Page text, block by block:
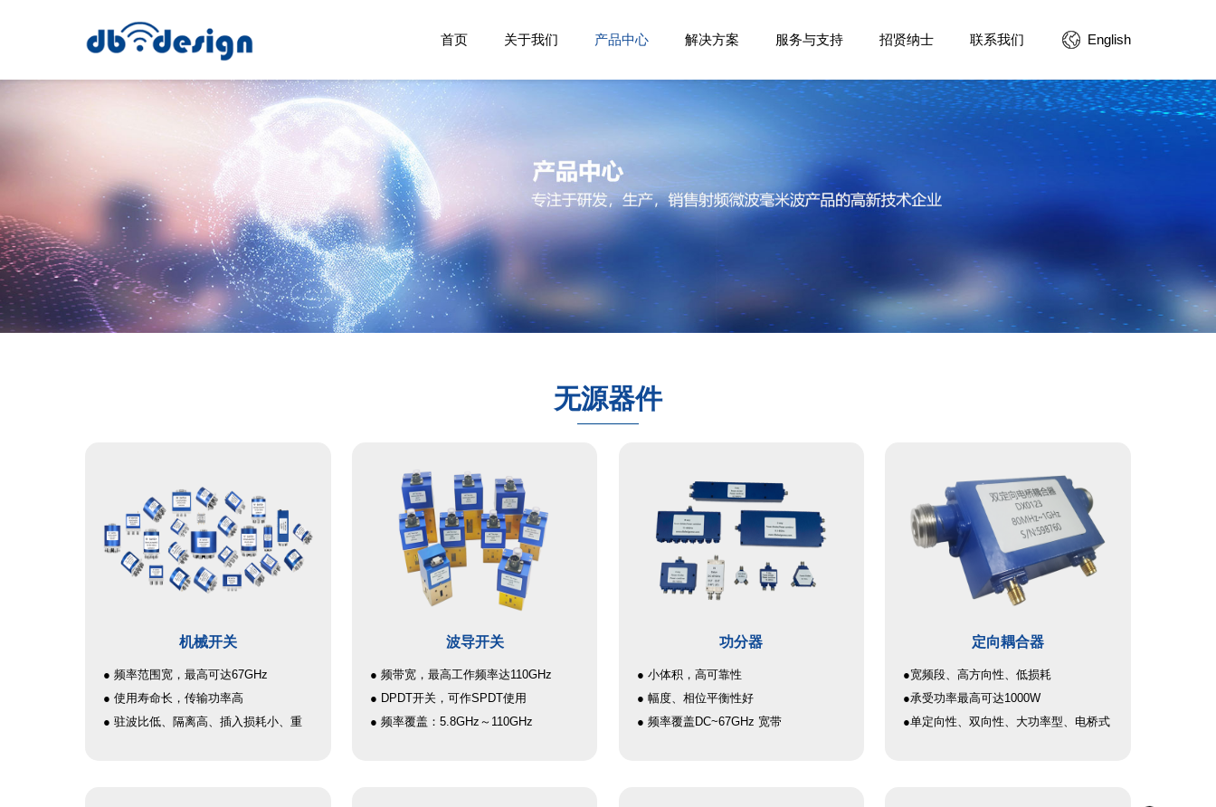
首页 关于我们 产品中心 解决方案 服务与支持 招贤纳士 联系我们 English
无源器件
机械开关
● 频率范围宽，最高可达67GHz
● 使用寿命长，传输功率高
● 驻波比低、隔离高、插入损耗小、重
波导开关
● 频带宽，最高工作频率达110GHz
● DPDT开关，可作SPDT使用
● 频率覆盖：5.8GHz～110GHz
功分器
● 小体积，高可靠性
● 幅度、相位平衡性好
● 频率覆盖DC~67GHz 宽带
定向耦合器
●宽频段、高方向性、低损耗
●承受功率最高可达1000W
●单定向性、双向性、大功率型、电桥式